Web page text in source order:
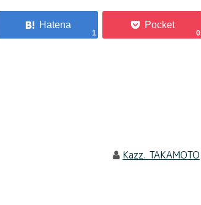
1 0
Kazz. TAKAMOTO